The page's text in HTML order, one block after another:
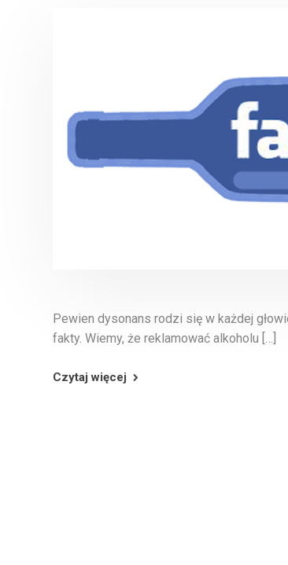
Pewien dysonans rodzi się w każdej
fakty. Wiemy, że reklamować alkoholu […]
Czytaj więcej